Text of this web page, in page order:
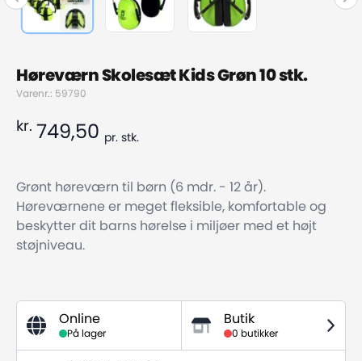
Høreværn Skolesæt Kids Grøn 10 stk.
Varenr.: 59790
kr. 749,50 pr. stk.
Grønt høreværn til børn (6 mdr. - 12 år).
Høreværnene er meget fleksible, komfortable og
beskytter dit barns hørelse i miljøer med et højt
støjniveau.
Online
På lager
Butik
0 butikker